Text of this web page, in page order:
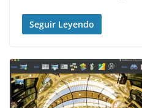
Seguir Leyendo